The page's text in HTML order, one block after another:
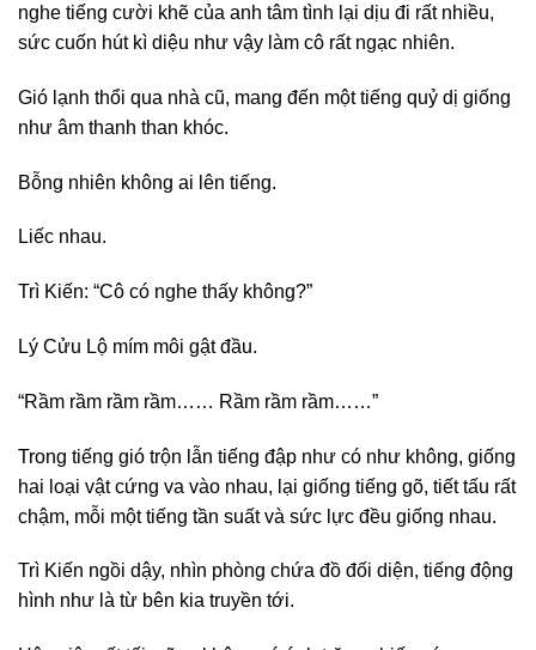
nghe tiếng cười khẽ của anh tâm tình lại dịu đi rất nhiều,
sức cuốn hút kì diệu như vậy làm cô rất ngạc nhiên.
Gió lạnh thổi qua nhà cũ, mang đến một tiếng quỷ dị giống
như âm thanh than khóc.
Bỗng nhiên không ai lên tiếng.
Liếc nhau.
Trì Kiến: “Cô có nghe thấy không?”
Lý Cửu Lộ mím môi gật đầu.
“Rầm rầm rầm rầm…… Rầm rầm rầm……”
Trong tiếng gió trộn lẫn tiếng đập như có như không, giống
hai loại vật cứng va vào nhau, lại giống tiếng gõ, tiết tấu rất
chậm, mỗi một tiếng tần suất và sức lực đều giống nhau.
Trì Kiến ngồi dậy, nhìn phòng chứa đồ đối diện, tiếng động
hình như là từ bên kia truyền tới.